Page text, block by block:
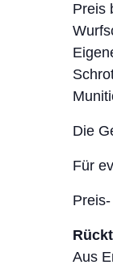
Preis
Die
Für
Aus